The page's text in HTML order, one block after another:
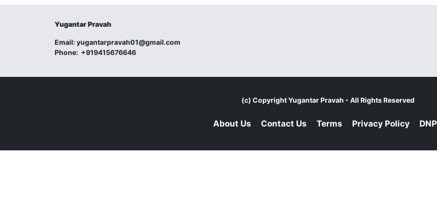
Yugantar Pravah
Email:yugantarpravah01@gmail.com
Phone: +919415676646
(c) CopyrightYugantar Pravah - All Rights Reserved
About Us Contact Us Terms Privacy Policy